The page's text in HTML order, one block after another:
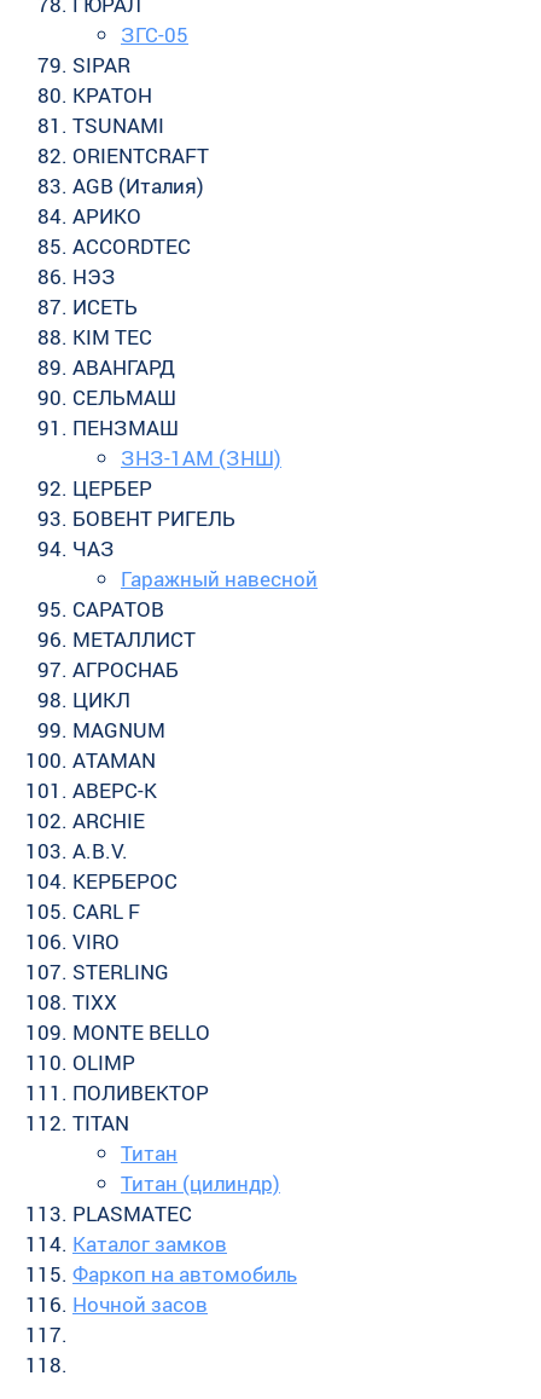
ЗГС-05
SIPAR
КРАТОН
TSUNAMI
ORIENTCRAFT
AGB (Италия)
АРИКО
ACCORDTEC
НЭЗ
ИСЕТЬ
KIM TEC
АВАНГАРД
СЕЛЬМАШ
ПЕНЗМАШ
ЗНЗ-1АМ (ЗНШ)
ЦЕРБЕР
БОВЕНТ РИГЕЛЬ
ЧАЗ
Гаражный навесной
САРАТОВ
МЕТАЛЛИСТ
АГРОСНАБ
ЦИКЛ
MAGNUM
ATAMAN
АВЕРС-К
ARCHIE
A.B.V.
КЕРБЕРОС
CARL F
VIRO
STERLING
TIXX
MONTE BELLO
OLIMP
ПОЛИВЕКТОР
TITAN
Титан
Титан (цилиндр)
PLASMATEC
Каталог замков
Фаркоп на автомобиль
Ночной засов